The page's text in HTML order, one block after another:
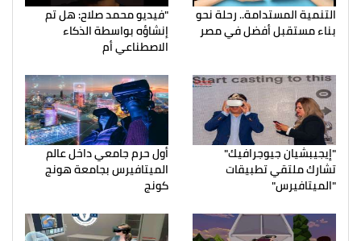
التنمية المستدامة.. رحلة نحو
بناء مستقبل أفضل في مصر
"فيديو محمد صلاح: هل تم
إنشاؤه بواسطة الذكاء
الاصطناعي أم
"إيجيبشيان جيوجرافيك"
تشارك ملتقي تطبيقات
"الميتافيرس"
أول حرم جامعي داخل عالم
الميتافيرس بجامعة هونج
كونج